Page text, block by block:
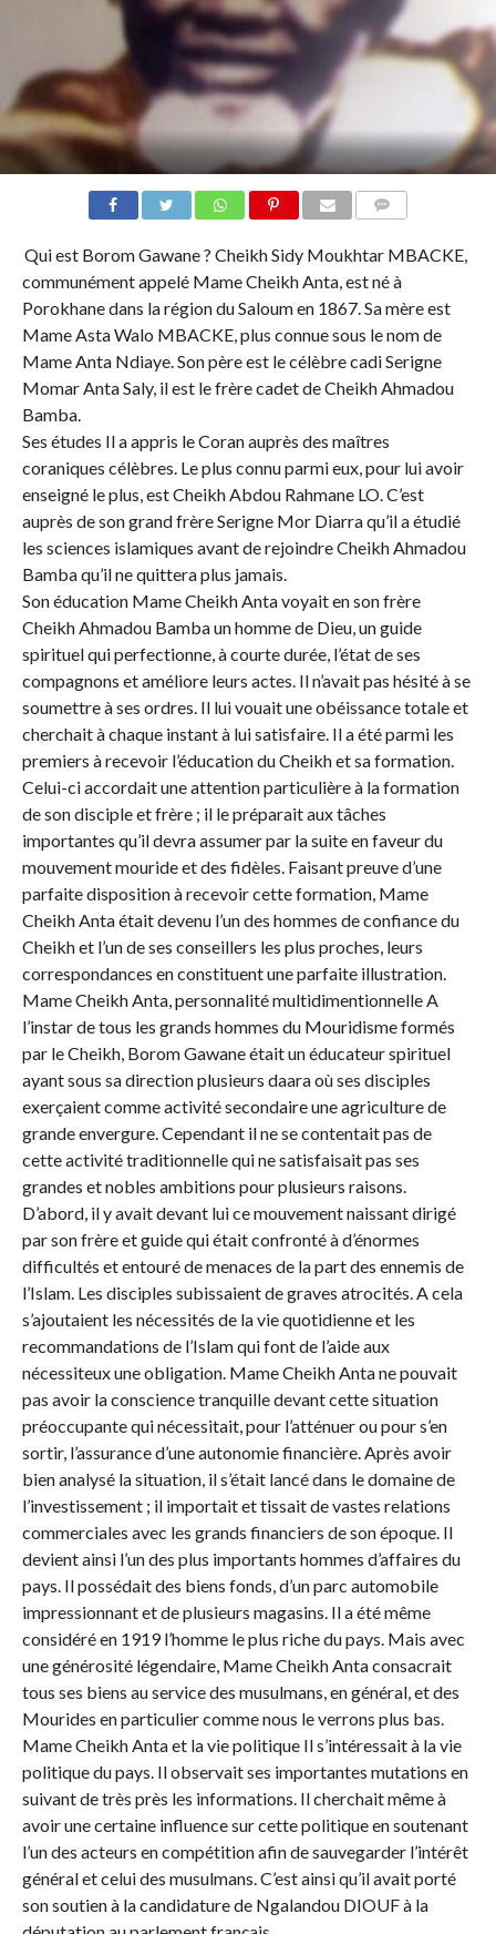
Qui est Borom Gawane ? Cheikh Sidy Moukhtar MBACKE,
communément appelé Mame Cheikh Anta, est né à
Porokhane dans la région du Saloum en 1867. Sa mère est
Mame Asta Walo MBACKE, plus connue sous le nom de
Mame Anta Ndiaye. Son père est le célèbre cadi Serigne
Momar Anta Saly, il est le frère cadet de Cheikh Ahmadou
Bamba.
Ses études Il a appris le Coran auprès des maîtres
coraniques célèbres. Le plus connu parmi eux, pour lui avoir
enseigné le plus, est Cheikh Abdou Rahmane LO. C’est
auprès de son grand frère Serigne Mor Diarra qu’il a étudié
les sciences islamiques avant de rejoindre Cheikh Ahmadou
Bamba qu’il ne quittera plus jamais.
Son éducation Mame Cheikh Anta voyait en son frère
Cheikh Ahmadou Bamba un homme de Dieu, un guide
spirituel qui perfectionne, à courte durée, l’état de ses
compagnons et améliore leurs actes. Il n’avait pas hésité à se
soumettre à ses ordres. Il lui vouait une obéissance totale et
cherchait à chaque instant à lui satisfaire. Il a été parmi les
premiers à recevoir l’éducation du Cheikh et sa formation.
Celui-ci accordait une attention particulière à la formation
de son disciple et frère ; il le préparait aux tâches
importantes qu’il devra assumer par la suite en faveur du
mouvement mouride et des fidèles. Faisant preuve d’une
parfaite disposition à recevoir cette formation, Mame
Cheikh Anta était devenu l’un des hommes de confiance du
Cheikh et l’un de ses conseillers les plus proches, leurs
correspondances en constituent une parfaite illustration.
Mame Cheikh Anta, personnalité multidimentionnelle A
l’instar de tous les grands hommes du Mouridisme formés
par le Cheikh, Borom Gawane était un éducateur spirituel
ayant sous sa direction plusieurs daara où ses disciples
exerçaient comme activité secondaire une agriculture de
grande envergure. Cependant il ne se contentait pas de
cette activité traditionnelle qui ne satisfaisait pas ses
grandes et nobles ambitions pour plusieurs raisons.
D’abord, il y avait devant lui ce mouvement naissant dirigé
par son frère et guide qui était confronté à d’énormes
difficultés et entouré de menaces de la part des ennemis de
l’Islam. Les disciples subissaient de graves atrocités. A cela
s’ajoutaient les nécessités de la vie quotidienne et les
recommandations de l’Islam qui font de l’aide aux
nécessiteux une obligation. Mame Cheikh Anta ne pouvait
pas avoir la conscience tranquille devant cette situation
préoccupante qui nécessitait, pour l’atténuer ou pour s’en
sortir, l’assurance d’une autonomie financière. Après avoir
bien analysé la situation, il s’était lancé dans le domaine de
l’investissement ; il importait et tissait de vastes relations
commerciales avec les grands financiers de son époque. Il
devient ainsi l’un des plus importants hommes d’affaires du
pays. Il possédait des biens fonds, d’un parc automobile
impressionnant et de plusieurs magasins. Il a été même
considéré en 1919 l’homme le plus riche du pays. Mais avec
une générosité légendaire, Mame Cheikh Anta consacrait
tous ses biens au service des musulmans, en général, et des
Mourides en particulier comme nous le verrons plus bas.
Mame Cheikh Anta et la vie politique Il s’intéressait à la vie
politique du pays. Il observait ses importantes mutations en
suivant de très près les informations. Il cherchait même à
avoir une certaine influence sur cette politique en soutenant
l’un des acteurs en compétition afin de sauvegarder l’intérêt
général et celui des musulmans. C’est ainsi qu’il avait porté
son soutien à la candidature de Ngalandou DIOUF à la